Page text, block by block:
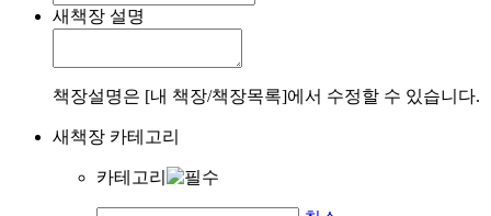
새책장 설명
책장설명은 [내 책장/책장목록]에서 수정할 수 있습니다.
새책장 카테고리
카테고리